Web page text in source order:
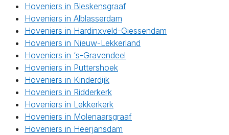
Hoveniers in Bleskensgraaf
Hoveniers in Alblasserdam
Hoveniers in Hardinxveld-Giessendam
Hoveniers in Nieuw-Lekkerland
Hoveniers in ‘s-Gravendeel
Hoveniers in Puttershoek
Hoveniers in Kinderdijk
Hoveniers in Ridderkerk
Hoveniers in Lekkerkerk
Hoveniers in Molenaarsgraaf
Hoveniers in Heerjansdam